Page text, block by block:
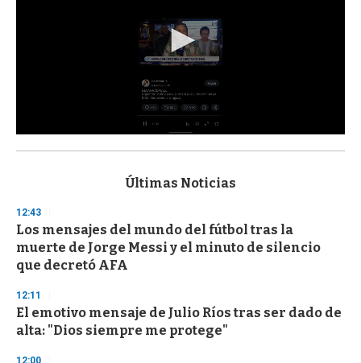
s
d
s
o
f
3
s
e
c
o
d
Últimas Noticias
12:43
Los mensajes del mundo del fútbol tras la
muerte de Jorge Messi y el minuto de silencio
que decretó AFA
12:11
El emotivo mensaje de Julio Ríos tras ser dado de
alta: "Dios siempre me protege"